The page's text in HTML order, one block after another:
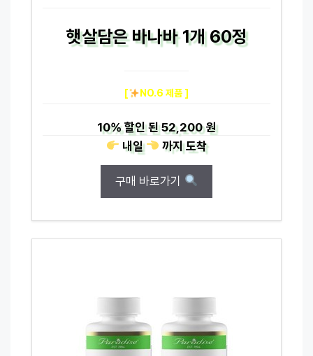
햇살담은 바나바 1개 60정
[ NO.6 제품 ]
10%할인 된52,200 원
내일
까지도착
구매 바로가기